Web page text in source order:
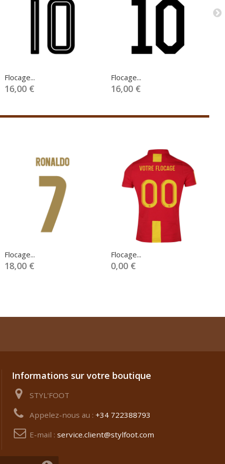
Flocage...
16,00 €
Flocage...
16,00 €
Flocage...
18,00 €
Flocage...
0,00 €
Informations sur votre boutique
STYL'FOOT
Appelez-nous au :+34 722388793
E-mail :service.client@stylfoot.com